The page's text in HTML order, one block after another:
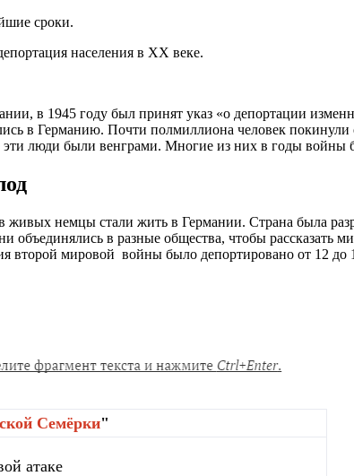
сроки.
населения в XX веке.
в 1945 году был принят указ «о депортации
в Германию. Почти полмиллиона человек
люди были венграми. Многие из них в годы войны
живых немцы стали жить в Германии. Страна была
объединялись в разные общества, чтобы
второй мировой войны было депортировано от 12 до
Cемёрки"
атаке